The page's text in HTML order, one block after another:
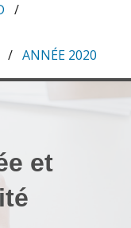
ANNÉE 2020
et